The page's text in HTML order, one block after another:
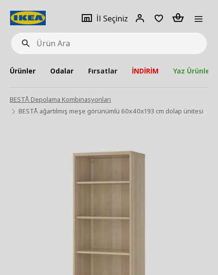
Ürün
Ara
İl Seçiniz
Giriş
Adet
Ürünler Odalar Fırsatlar İNDİRİM Yaz Ürünleri
BESTÅ Depolama Kombinasyonları
BESTÅ ağartılmış meşe görünümlü 60x40x193 cm dolap ünitesi